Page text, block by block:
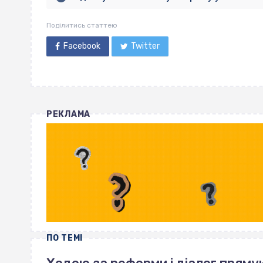
Поділитись статтею
Facebook Twitter
РЕКЛАМА
ПО ТЕМІ